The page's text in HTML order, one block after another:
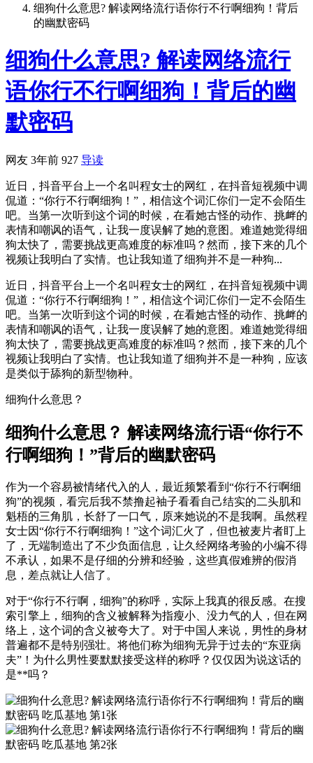
细狗什么意思? 解读网络流行语你行不行啊细狗！背后
的幽默密码
细狗什么意思? 解读网络流行
语你行不行啊细狗！背后的幽
默密码
网友 3年前 927 导读
近日，抖音平台上一个名叫程女士的网红，在抖音短视频中调
侃道：“你行不行啊细狗！”，相信这个词汇你们一定不会陌生
吧。当第一次听到这个词的时候，在看她古怪的动作、挑衅的
表情和嘲讽的语气，让我一度误解了她的意图。难道她觉得细
狗太快了，需要挑战更高难度的标准吗？然而，接下来的几个
视频让我明白了实情。也让我知道了细狗并不是一种狗...
近日，抖音平台上一个名叫程女士的网红，在抖音短视频中调
侃道：“你行不行啊细狗！”，相信这个词汇你们一定不会陌生
吧。当第一次听到这个词的时候，在看她古怪的动作、挑衅的
表情和嘲讽的语气，让我一度误解了她的意图。难道她觉得细
狗太快了，需要挑战更高难度的标准吗？然而，接下来的几个
视频让我明白了实情。也让我知道了细狗并不是一种狗，应该
是类似于舔狗的新型物种。
细狗什么意思？
细狗什么意思？ 解读网络流行语“你行不
行啊细狗！”背后的幽默密码
作为一个容易被情绪代入的人，最近频繁看到“你行不行啊细
狗”的视频，看完后我不禁撸起袖子看看自己结实的二头肌和
魁梧的三角肌，长舒了一口气，原来她说的不是我啊。虽然程
女士因“你行不行啊细狗！”这个词汇火了，但也被麦片者盯上
了，无端制造出了不少负面信息，让久经网络考验的小编不得
不承认，如果不是仔细的分辨和经验，这些真假难辨的假消
息，差点就让人信了。
对于“你行不行啊，细狗”的称呼，实际上我真的很反感。在搜
索引擎上，细狗的含义被解释为指瘦小、没力气的人，但在网
络上，这个词的含义被夸大了。对于中国人来说，男性的身材
普遍都不是特别强壮。将他们称为细狗无异于过去的“东亚病
夫”！为什么男性要默默接受这样的称呼？仅仅因为说这话的
是**吗？